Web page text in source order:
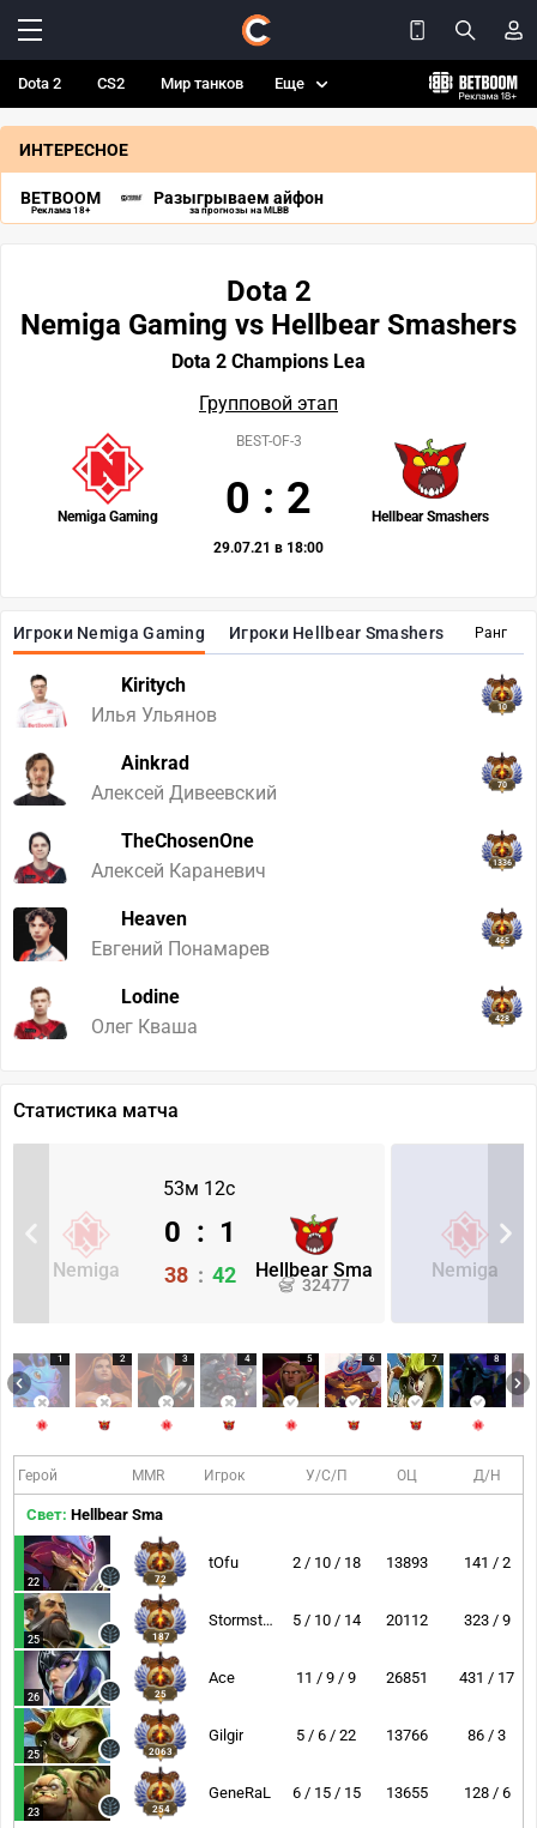
Dota 2 CS2 Мир танков Еще
ИНТЕРЕСНОЕ
BETBOOM
Реклама 18+
Разыгрываем айфон
за прогнозы на MLBB
Ранг
Игроки Nemiga Gaming Игроки Hellbear Smashers
Kiritych
Илья Ульянов
10
Ainkrad
Алексей Дивеевский
70
TheChosenOne
Алексей Караневич
1336
Heaven
Евгений Понамарев
465
Lodine
Олег Кваша
428
Dota 2
Nemiga Gaming vs Hellbear Smashers
Dota 2 Champions Lea
Групповой этап
Nemiga Gaming Hellbear Smashers
BEST-OF-3
0 : 2
29.07.21 в 18:00
Статистика матча
53м 12с
Nemiga Hellbear Sma
32477
0 : 1
38 : 42 Nemiga
1 2 3 4 5 6 7 8
Герой MMR Игрок У/С/П ОЦ Д/Н
Свет: Hellbear Sma
22 72
tOfu 2 / 10 / 18 13893 141 / 2
25 187
Stormstormer 5 / 10 / 14 20112 323 / 9
26 25
Ace 11 / 9 / 9 26851 431 / 17
25 2063
Gilgir 5 / 6 / 22 13766 86 / 3
23 254
GeneRaL 6 / 15 / 15 13655 128 / 6